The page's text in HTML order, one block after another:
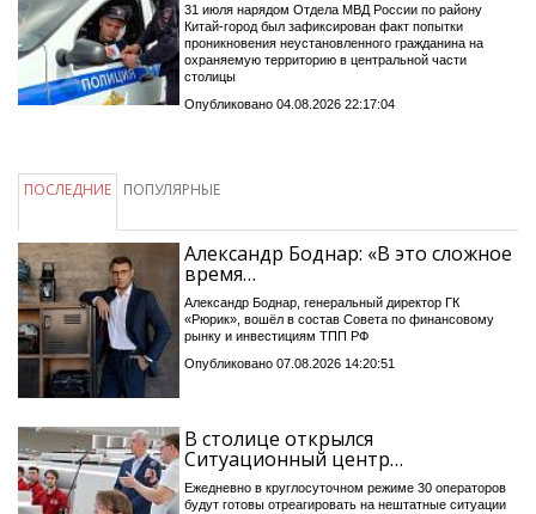
31 июля нарядом Отдела МВД России по району
Китай-город был зафиксирован факт попытки
проникновения неустановленного гражданина на
охраняемую территорию в центральной части
столицы
Опубликовано 04.08.2026 22:17:04
ПОСЛЕДНИЕ ПОПУЛЯРНЫЕ
Александр Боднар: «В это сложное
время…
Александр Боднар, генеральный директор ГК
«Рюрик», вошёл в состав Совета по финансовому
рынку и инвестициям ТПП РФ
Опубликовано 07.08.2026 14:20:51
В столице открылся
Ситуационный центр…
Ежедневно в круглосуточном режиме 30 операторов
будут готовы отреагировать на нештатные ситуации